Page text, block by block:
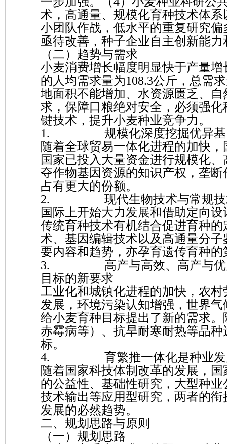
术，高通量、规模化育种技术体
小团队作战，低水平的重复研究
亟待改善，种子企业自主创新能
（二）趋势与需求
小麦消费增长幅度明显快于产量
的人均需求量为108.3公斤，总需
地面积不能增加、水资源匮乏、
求，保障口粮绝对安全，必须强
键技术，提升小麦种业竞争力。
1. 规模化深度挖掘优异基因
随着全球贸易一体化进程的加快
国家已投入大量资金进行规模化
夺作物基因资源的知识产权，垄
占有更大的份额。
2. 现代生物技术与常规技术
国际上开始大力发展和借助定向
传统育种技术有机结合促进育种
术、基因编辑技术以及高通量分
要内容和趋势，亦孕育遗传育种
3. 高产与高效、高产与优质
目标的新要求
工业化和城镇化进程的加快，农
发展，环境污染认知增强，世界
给小麦育种目标提出了新的需求
赤霉病等）、抗旱耐寒耐热等品
标。
4. 育繁推一体化是种业发
随着国家科技体制改革的发展，
的公益性、基础性研究，大型种
技术输出等应用型研究，两者的
发展的必然趋势。
二、规划思路与原则
（一）规划思路